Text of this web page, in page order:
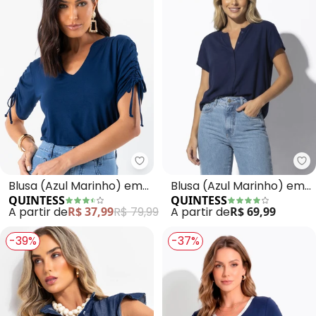
Quintess - Blusa (Azul
Blusa (Azul Marinho) em
Malha de Viscose
QUINTESS
A partir deR$ 37,99R$ 79,99
Blusa (Azul Marinho) em
Malha de Algodão
QUINTESS
A partir deR$ 69,99
-39% -37%